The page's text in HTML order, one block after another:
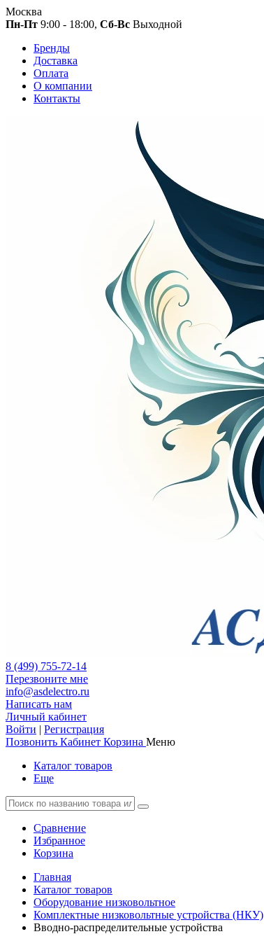
Москва
Пн-Пт 9:00 - 18:00, Сб-Вс Выходной
Бренды
Доставка
Оплата
О компании
Контакты
8 (499) 755-72-14
Перезвоните мне
info@asdelectro.ru
Написать нам
Личный кабинет
Войти | Регистрация
Позвонить Кабинет Корзина Меню
Каталог товаров
Еще
Сравнение
Избранное
Корзина
Главная
Каталог товаров
Оборудование низковольтное
Комплектные низковольтные устройства (НКУ)
Вводно-распределительные устройства